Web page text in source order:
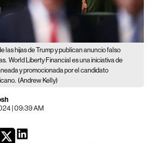
las hijas de Trump y publican anuncio falso
World Liberty Financial es una iniciativa de
y promocionada por el candidato
(Andrew Kelly)
| 09:39 AM